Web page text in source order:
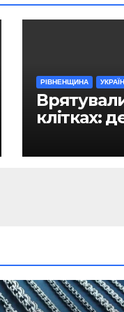
РІВНЕНЩИНА
клітках: